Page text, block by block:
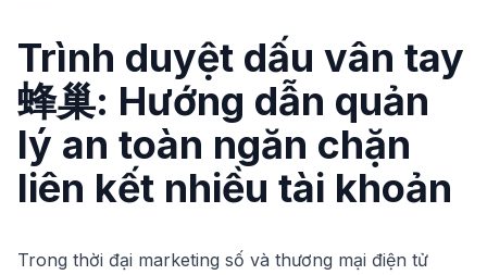
Trình duyệt dấu vân tay
蜂巢: Hướng dẫn quản
lý an toàn ngăn chặn
liên kết nhiều tài khoản
Trong thời đại marketing số và thương mại điện tử